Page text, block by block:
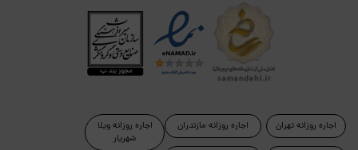
اجاره روزانه تهران اجاره روزانه مازندران
اجاره روزانه ویلا
شهریار